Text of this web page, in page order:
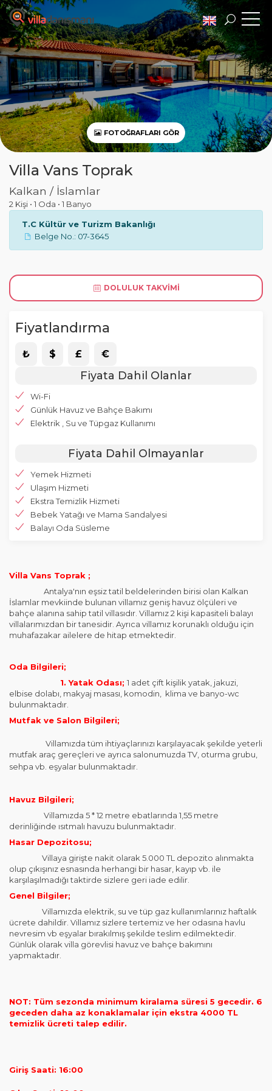
FOTOĞRAFLARI GÖR
Villa Vans Toprak
Kalkan / İslamlar
2 Kişi • 1 Oda • 1 Banyo
T.C Kültür ve Turizm Bakanlığı
Belge No.: 07-3645
DOLULUK TAKVIMI
Fiyatlandırma
₺ $ £ €
Fiyata Dahil Olanlar
Wi-Fi
Günlük Havuz ve Bahçe Bakımı
Elektrik , Su ve Tüpgaz Kullanımı
Fiyata Dahil Olmayanlar
Yemek Hizmeti
Ulaşım Hizmeti
Ekstra Temizlik Hizmeti
Bebek Yatağı ve Mama Sandalyesi
Balayı Oda Süsleme
Villa Vans Toprak ;
Antalya'nın eşsiz tatil beldelerinden birisi olan Kalkan
İslamlar mevkiinde bulunan villamız geniş havuz ölçüleri ve
bahçe alanına sahip tatil villasıdır. Villamız 2 kişi kapasiteli balayı
villalarımızdan bir tanesidir. Ayrıca villamız korunaklı olduğu için
muhafazakar ailelere de hitap etmektedir.
Oda Bilgileri;
1. Yatak Odası; 1 adet çift kişilik yatak, jakuzi,
elbise dolabı, makyaj masası, komodin, klima ve banyo-wc
bulunmaktadır.
Mutfak ve Salon Bilgileri;
Villamızda tüm ihtiyaçlarınızı karşılayacak şekilde yeterli
mutfak araç gereçleri ve ayrıca salonumuzda TV, oturma grubu,
sehpa vb. eşyalar bulunmaktadır.
Havuz Bilgileri;
Villamızda 5 * 12 metre ebatlarında 1,55 metre
derinliğinde ısıtmalı havuzu bulunmaktadır.
Hasar Depozitosu;
Villaya girişte nakit olarak 5.000 TL depozito alınmakta
olup çıkışınız esnasında herhangi bir hasar, kayıp vb. ile
karşılaşılmadığı taktirde sizlere geri iade edilir.
Genel Bilgiler;
Villamızda elektrik, su ve tüp gaz kullanımlarınız haftalık
ücrete dahildir. Villamız sizlere tertemiz ve her odasına havlu
nevresim vb eşyalar bırakılmış şekilde teslim edilmektedir.
Günlük olarak villa görevlisi havuz ve bahçe bakımını
yapmaktadır.
NOT: Tüm sezonda minimum kiralama süresi 5 gecedir. 6
geceden daha az konaklamalar için ekstra 4000 TL
temizlik ücreti talep edilir.
Giriş Saati: 16:00